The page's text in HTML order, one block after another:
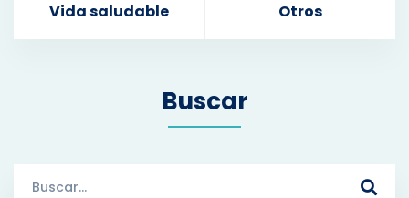
Vida saludable Otros
Buscar